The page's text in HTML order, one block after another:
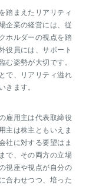
踏まえたリアリティ
企業の経営には、従
ホルダーの視点を踏
役員には、サポート
む姿勢が大切です。
で、リアリティ溢れ
きます。
雇用主は代表取締役
主は株主ともいえま
社に対する要望はま
で、その両方の立場
視座や視点が自分の
合わせつつ、培った